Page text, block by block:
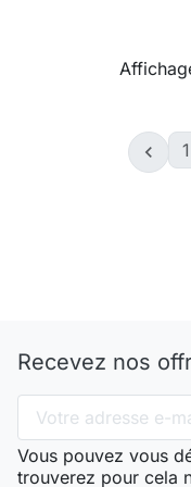
 1
Recevez nos
Vous pouvez vous
trouverez pour cela